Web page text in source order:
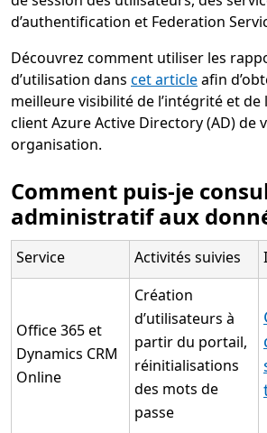
d’authentification et Federation
Découvrez comment utiliser les
d’utilisation dans cet articleafin
meilleure visibilité de l’intégrité et de
client Azure Active Directory (AD) de
organisation.
Comment puis-je
administratif aux
Service Activités suivies
Office 365 et
Dynamics CRM
Online
Création
d’utilisateurs à
partir du portail,
réinitialisations
des mots de
passe